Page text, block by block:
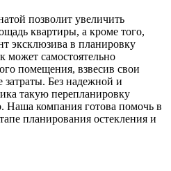
позволит увеличить
квартиры, а кроме того,
эксклюзива в планировку
может самостоятельно
помещения, взвесив свои
Без надежной и
такую перепланировку
Наша компания готова помочь в
планирования остекления и